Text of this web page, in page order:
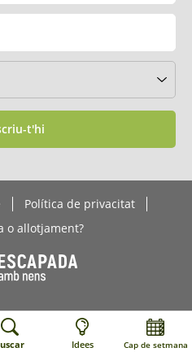
t'hi
Política de privacitat
o allotjament?
Idees Cap de setmana